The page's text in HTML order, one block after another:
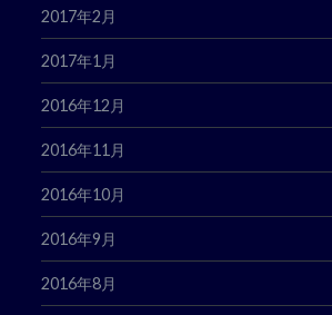
2017年2月
2017年1月
2016年12月
2016年11月
2016年10月
2016年9月
2016年8月